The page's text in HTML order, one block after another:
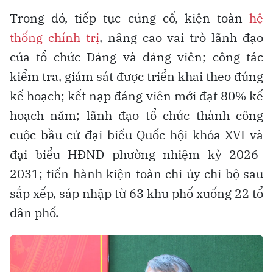
Trong đó, tiếp tục củng cố, kiện toàn hệ
thống chính trị, nâng cao vai trò lãnh đạo
của tổ chức Đảng và đảng viên; công tác
kiểm tra, giám sát được triển khai theo đúng
kế hoạch; kết nạp đảng viên mới đạt 80% kế
hoạch năm; lãnh đạo tổ chức thành công
cuộc bầu cử đại biểu Quốc hội khóa XVI và
đại biểu HĐND phường nhiệm kỳ 2026-
2031; tiến hành kiện toàn chi ủy chi bộ sau
sắp xếp, sáp nhập từ 63 khu phố xuống 22 tổ
dân phố.